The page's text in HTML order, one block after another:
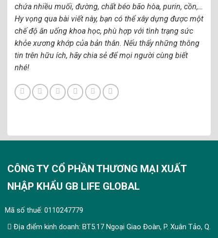
chứa nhiều muối, đường, chất béo bão hòa, purin, cồn,…
Hy vọng qua bài viết này, bạn có thể xây dựng được một
chế độ ăn uống khoa học, phù hợp với tình trạng sức
khỏe xương khớp của bản thân. Nếu thấy những thông
tin trên hữu ích, hãy chia sẻ để mọi người cùng biết
nhé!
CÔNG TY CỔ PHẦN THƯƠNG MẠI XUẤT
NHẬP KHẨU GB LIFE GLOBAL
Mã số thuế: 0110247779
Địa điểm kinh doanh: BT5.17 Ngoại Giao Đoàn, P. Xuân Tảo, Q.